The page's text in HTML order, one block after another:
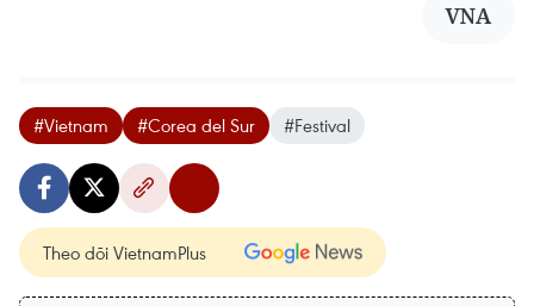
VNA
#Vietnam #Corea del Sur #Festival
Theo dõi VietnamPlus